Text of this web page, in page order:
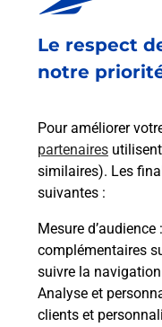
Le respect
notre
Pour améliorer
partenaires
similaires). Les
suivantes :
Mesure d’audience
complémentaires
suivre la
Analyse et
clients et
43 RUE DU
55320 DIEUE
Malin !
La Poste
en ligne
Ouvert
En savoir plus